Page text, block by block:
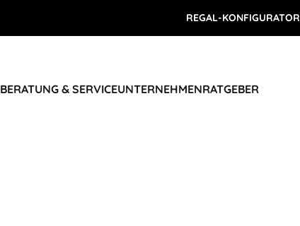
REGAL-KONFIGURATOR
BERATUNG & SERVICEUNTERNEHMENRATGEBER